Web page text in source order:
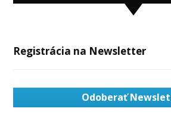
Registrácia na Newsletter
Odoberať